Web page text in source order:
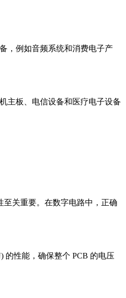
，例如音频系统和消费电子产
主板、电信设备和医疗电子设备
关重要。在数字电路中，正确
的性能，确保整个 PCB 的电压